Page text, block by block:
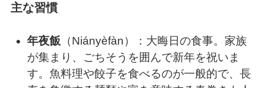
主な習慣
年夜飯 （Niányèfàn）：大晦日の食事。家族
が集まり、ごちそうを囲んで新年を祝いま
す。魚料理や餃子を食べるのが一般的で、長